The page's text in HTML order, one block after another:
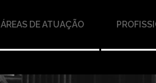
ÁREAS DE ATUAÇÃO